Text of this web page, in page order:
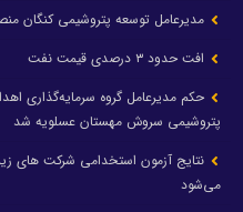
مدیرعامل توسعه پتروشیمی کنگان
افت حدود ۳ درصدی قیمت نفت
حکم مدیرعامل گروه سرمایه‌گذاری
پتروشیمی سروش مهستان عسلویه شد
می‌شود